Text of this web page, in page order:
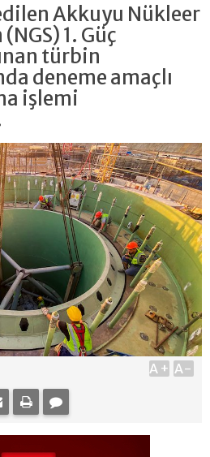
Akkuyu Nükleer
1. Güç
türbin
deneme amaçlı
işlemi
A+ A-